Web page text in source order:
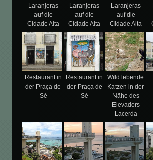
Laranjeras
auf die
Cidade Alta
Laranjeras
auf die
Cidade Alta
Laranjeras
auf die
Cidade Alta
Restaurant in
der Praça de
Sé
Restaurant in
der Praça de
Sé
Wild lebende
Katzen in der
Nähe des
Elevadors
Lacerda